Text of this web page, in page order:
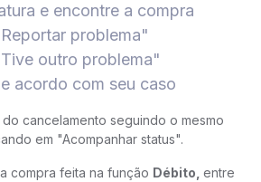
e encontre a compra
problema"
outro problema"
acordo com seu caso
cancelamento seguindo o mesmo
em "Acompanhar status".
compra feita na função Débito, entre